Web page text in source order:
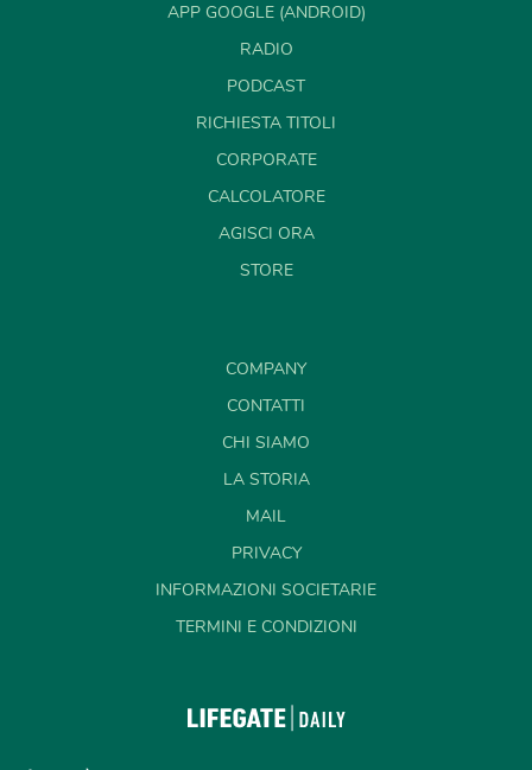
APP GOOGLE (ANDROID)
RADIO
PODCAST
RICHIESTA TITOLI
CORPORATE
CALCOLATORE
AGISCI ORA
STORE
COMPANY
CONTATTI
CHI SIAMO
LA STORIA
MAIL
PRIVACY
INFORMAZIONI SOCIETARIE
TERMINI E CONDIZIONI